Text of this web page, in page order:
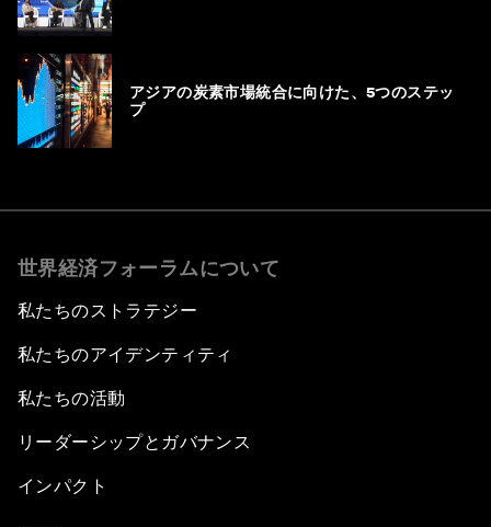
アジアの炭素市場統合に向けた、5つのステッ
プ
世界経済フォーラムについて
私たちのストラテジー
私たちのアイデンティティ
私たちの活動
リーダーシップとガバナンス
インパクト